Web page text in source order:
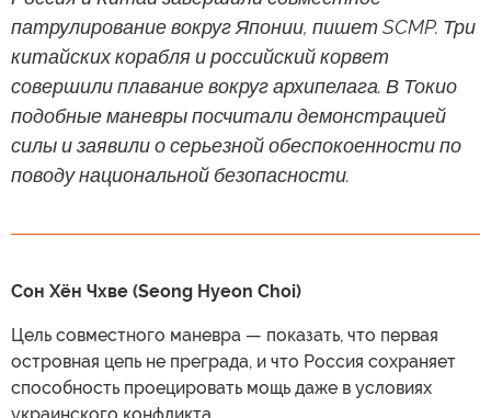
патрулирование вокруг Японии, пишет SCMP. Три
китайских корабля и российский корвет
совершили плавание вокруг архипелага. В Токио
подобные маневры посчитали демонстрацией
силы и заявили о серьезной обеспокоенности по
поводу национальной безопасности.
Сон Хён Чхве (Seong Hyeon Choi)
Цель совместного маневра — показать, что первая
островная цепь не преграда, и что Россия сохраняет
способность проецировать мощь даже в условиях
украинского конфликта.